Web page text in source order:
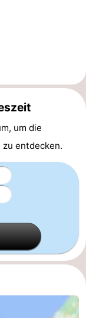
um die
zu entdecken.